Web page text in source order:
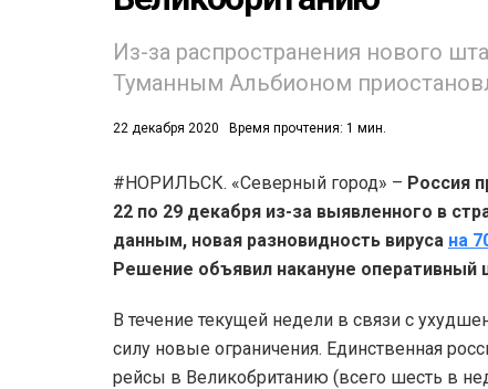
Из-за распространения нового
Туманным Альбионом
22 декабря 2020 Время прочтения: 1 мин.
#НОРИЛЬСК. «Северный город» – Россия
22 по 29 декабря из-за выявленного в
данным, новая разновидность вируса на
Решение объявил накануне оперативный
В течение текущей недели в связи с
силу новые ограничения. Единственная
рейсы в Великобританию (всего шесть в